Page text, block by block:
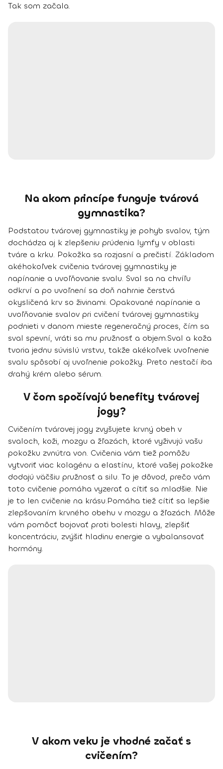
Tak som začala.
Na akom princípe funguje tvárová
gymnastika?
Podstatou tvárovej gymnastiky je pohyb svalov, tým
dochádza aj k zlepšeniu prúdenia lymfy v oblasti
tváre a krku. Pokožka sa rozjasní a prečistí. Základom
akéhokoľvek cvičenia tvárovej gymnastiky je
napínanie a uvoľňovanie svalu. Sval sa na chvíľu
odkrví a po uvoľnení sa doň nahrnie čerstvá
okysličená krv so živinami. Opakované napínanie a
uvoľňovanie svalov pri cvičení tvárovej gymnastiky
podnieti v danom mieste regeneračný proces, čím sa
sval spevní, vráti sa mu pružnosť a objem.Sval a koža
tvoria jednu súvislú vrstvu, takže akékoľvek uvoľnenie
svalu spôsobí aj uvoľnenie pokožky. Preto nestačí iba
drahý krém alebo sérum.
V čom spočívajú benefity tvárovej
jogy?
Cvičením tvárovej jogy zvyšujete krvný obeh v
svaloch, koži, mozgu a žľazách, ktoré vyživujú vašu
pokožku zvnútra von. Cvičenia vám tiež pomôžu
vytvoriť viac kolagénu a elastínu, ktoré vašej pokožke
dodajú väčšiu pružnosť a silu. To je dôvod, prečo vám
toto cvičenie pomáha vyzerať a cítiť sa mladšie. Nie
je to len cvičenie na krásu.Pomáha tiež cítiť sa lepšie
zlepšovaním krvného obehu v mozgu a žľazách. Môže
vám pomôcť bojovať proti bolesti hlavy, zlepšiť
koncentráciu, zvýšiť hladinu energie a vybalansovať
hormóny.
V akom veku je vhodné začať s
cvičením?